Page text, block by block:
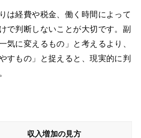
は経費や税金、働く時間によって
で判断しないことが大切です。副
気に変えるもの」と考えるより、
すもの」と捉えると、現実的に判
収入増加の見方